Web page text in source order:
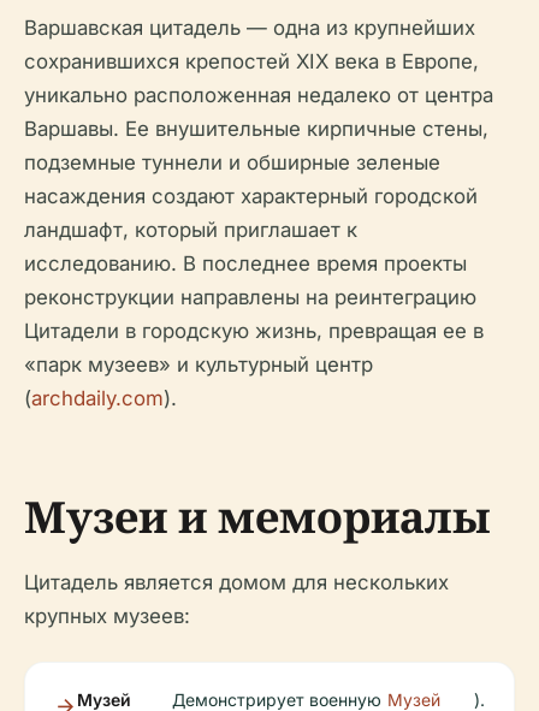
Варшавская цитадель — одна из крупнейших
сохранившихся крепостей XIX века в Европе,
уникально расположенная недалеко от центра
Варшавы. Ее внушительные кирпичные стены,
подземные туннели и обширные зеленые
насаждения создают характерный городской
ландшафт, который приглашает к
исследованию. В последнее время проекты
реконструкции направлены на реинтеграцию
Цитадели в городскую жизнь, превращая ее в
«парк музеев» и культурный центр
(archdaily.com).
Музеи и мемориалы
Цитадель является домом для нескольких
крупных музеев:
Музей
Демонстрирует военную Музей
).